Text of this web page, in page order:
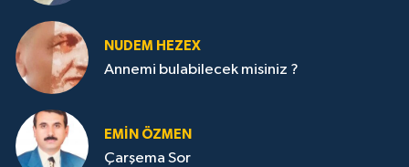
NUDEM HEZEX
Annemi bulabilecek misiniz ?
EMIN ÖZMEN
Çarşema Sor